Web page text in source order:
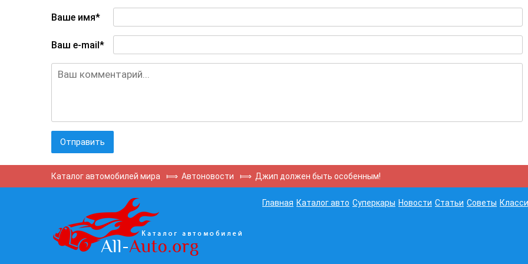
Ваше имя*
Ваш e-mail*
Каталог автомобилей мира ⟾ Автоновости ⟾ Джип должен быть особенным!
Главная Каталог авто Суперкары Новости Статьи Советы